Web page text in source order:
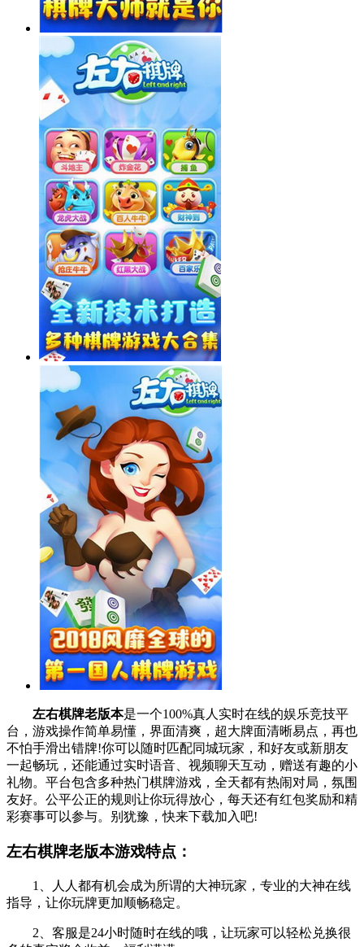
左右棋牌老版本是一个100%真人实时在线的娱乐竞技平
台，游戏操作简单易懂，界面清爽，超大牌面清晰易点，再也
不怕手滑出错牌!你可以随时匹配同城玩家，和好友或新朋友
一起畅玩，还能通过实时语音、视频聊天互动，赠送有趣的小
礼物。平台包含多种热门棋牌游戏，全天都有热闹对局，氛围
友好。公平公正的规则让你玩得放心，每天还有红包奖励和精
彩赛事可以参与。别犹豫，快来下载加入吧!
左右棋牌老版本游戏特点：
1、人人都有机会成为所谓的大神玩家，专业的大神在线
指导，让你玩牌更加顺畅稳定。
2、客服是24小时随时在线的哦，让玩家可以轻松兑换很